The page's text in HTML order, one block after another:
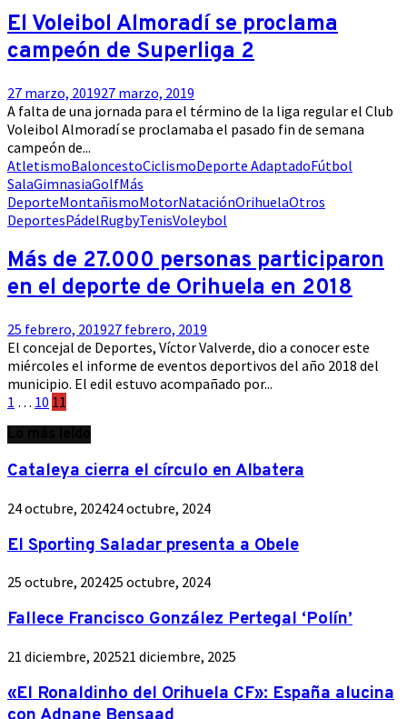
El Voleibol Almoradí se proclama
campeón de Superliga 2
27 marzo, 201927 marzo, 2019
A falta de una jornada para el término de la liga regular el Club
Voleibol Almoradí se proclamaba el pasado fin de semana
campeón de...
AtletismoBaloncestoCiclismoDeporte AdaptadoFútbol
SalaGimnasiaGolfMás
DeporteMontañismoMotorNataciónOrihuelaOtros
DeportesPádelRugbyTenisVoleybol
Más de 27.000 personas participaron
en el deporte de Orihuela en 2018
25 febrero, 201927 febrero, 2019
El concejal de Deportes, Víctor Valverde, dio a conocer este
miércoles el informe de eventos deportivos del año 2018 del
municipio. El edil estuvo acompañado por...
Paginación
de
entradas
1 … 10 11
Cataleya cierra el círculo en Albatera
24 octubre, 202424 octubre, 2024
El Sporting Saladar presenta a Obele
25 octubre, 202425 octubre, 2024
Fallece Francisco González Pertegal ‘Polín’
21 diciembre, 202521 diciembre, 2025
«El Ronaldinho del Orihuela CF»: España alucina